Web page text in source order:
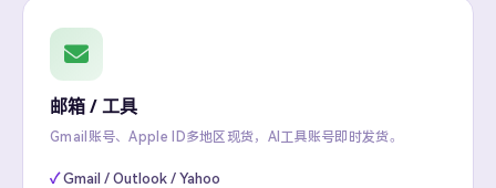
邮箱 / 工具
Gmail账号、Apple ID多地区现货，AI工具账号即时发货。
Gmail / Outlook / Yahoo